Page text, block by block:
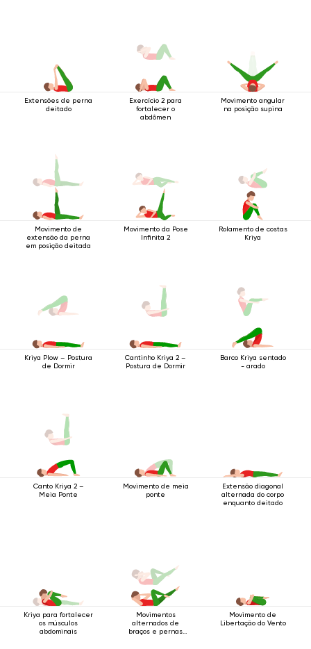
Extensões de perna
deitado
Exercício 2 para
fortalecer o
abdômen
Movimento angular
na posição supina
Movimento de
extensão da perna
em posição deitada
Movimento da Pose
Infinita 2
Rolamento de costas
Kriya
Kriya Plow – Postura
de Dormir
Cantinho Kriya 2 –
Postura de Dormir
Barco Kriya sentado
- arado
Canto Kriya 2 –
Meia Ponte
Movimento de meia
ponte
Extensão diagonal
alternada do corpo
enquanto deitado
Kriya para fortalecer
os músculos
abdominais
Movimentos
alternados de
braços e pernas
Movimento de
Libertação do Vento